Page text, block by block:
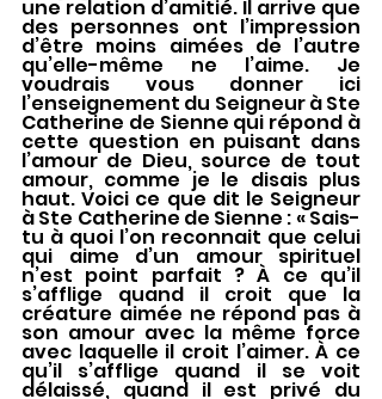
une relation d’amitié. Il arrive que
des personnes ont l’impression
d’être moins aimées de l’autre
qu’elle-même ne l’aime. Je
voudrais vous donner ici
l’enseignement du Seigneur à Ste
Catherine de Sienne qui répond à
cette question en puisant dans
l’amour de Dieu, source de tout
amour, comme je le disais plus
haut. Voici ce que dit le Seigneur
à Ste Catherine de Sienne : « Sais-
tu à quoi l’on reconnait que celui
qui aime d’un amour spirituel
n’est point parfait ? À ce qu’il
s’afflige quand il croit que la
créature aimée ne répond pas à
son amour avec la même force
avec laquelle il croit l’aimer. À ce
qu’il s’afflige quand il se voit
délaissé, quand il est privé du